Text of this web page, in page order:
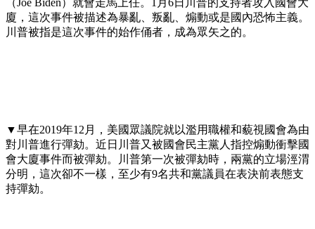
（Joe Biden）就會走馬上任。1月6日川普的支持者攻入國會大
廈，這次事件被描述為暴亂、叛亂、煽動或是國內恐怖主義。
川普被指是這次事件的始作俑者，成為眾矢之的。
▼早在2019年12月，美國眾議院就以濫用職權和藐視國會為由
對川普進行彈劾。近日川普又被國會民主黨人指控煽動衝擊國
會大廈事件而被彈劾。川普第一次被彈劾時，兩黨的立場涇渭
分明，這次卻不一樣，至少有9名共和黨議員在表決前表態支
持彈劾。